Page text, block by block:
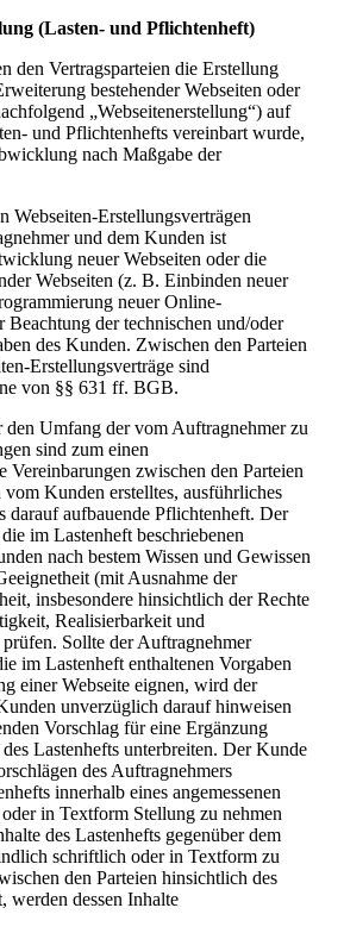
(Lasten- und Pflichtenheft)
den Vertragsparteien die Erstellung
bestehender Webseiten oder
„Webseitenerstellung“) auf
und Pflichtenhefts vereinbart wurde,
nach Maßgabe der
Webseiten-Erstellungsverträgen
und dem Kunden ist
neuer Webseiten oder die
Webseiten (z. B. Einbinden neuer
neuer Online-
Beachtung der technischen und/oder
des Kunden. Zwischen den Parteien
Erstellungsverträge sind
von §§ 631 ff. BGB.
Umfang der vom Auftragnehmer zu
sind zum einen
zwischen den Parteien
vom Kunden erstelltes, ausführliches
darauf aufbauende Pflichtenheft. Der
im Lastenheft beschriebenen
nach bestem Wissen und Gewissen
(mit Ausnahme der
insbesondere hinsichtlich der Rechte
Realisierbarkeit und
Sollte der Auftragnehmer
im Lastenheft enthaltenen Vorgaben
einer Webseite eignen, wird der
unverzüglich darauf hinweisen
Vorschlag für eine Ergänzung
Lastenhefts unterbreiten. Der Kunde
des Auftragnehmers
innerhalb eines angemessenen
in Textform Stellung zu nehmen
des Lastenhefts gegenüber dem
schriftlich oder in Textform zu
den Parteien hinsichtlich des
werden dessen Inhalte